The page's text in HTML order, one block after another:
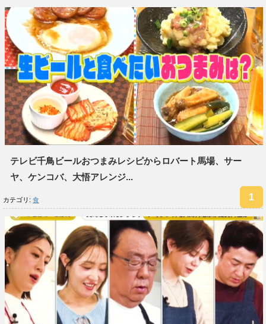
テレビ千鳥ビールおつまみレシピからロバート馬場、サー
ヤ、ケンコバ、大悟アレンジ...
カテゴリ: 食